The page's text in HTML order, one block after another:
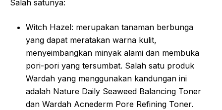
Salah satunya:
Witch Hazel: merupakan tanaman berbunga
yang dapat meratakan warna kulit,
menyeimbangkan minyak alami dan membuka
pori-pori yang tersumbat. Salah satu produk
Wardah yang menggunakan kandungan ini
adalah Nature Daily Seaweed Balancing Toner
dan Wardah Acnederm Pore Refining Toner.